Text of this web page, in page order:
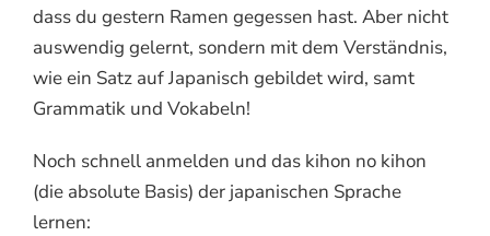
dass du gestern Ramen gegessen hast. Aber nicht
auswendig gelernt, sondern mit dem Verständnis,
wie ein Satz auf Japanisch gebildet wird, samt
Grammatik und Vokabeln!
Noch schnell anmelden und das kihon no kihon
(die absolute Basis) der japanischen Sprache
lernen: